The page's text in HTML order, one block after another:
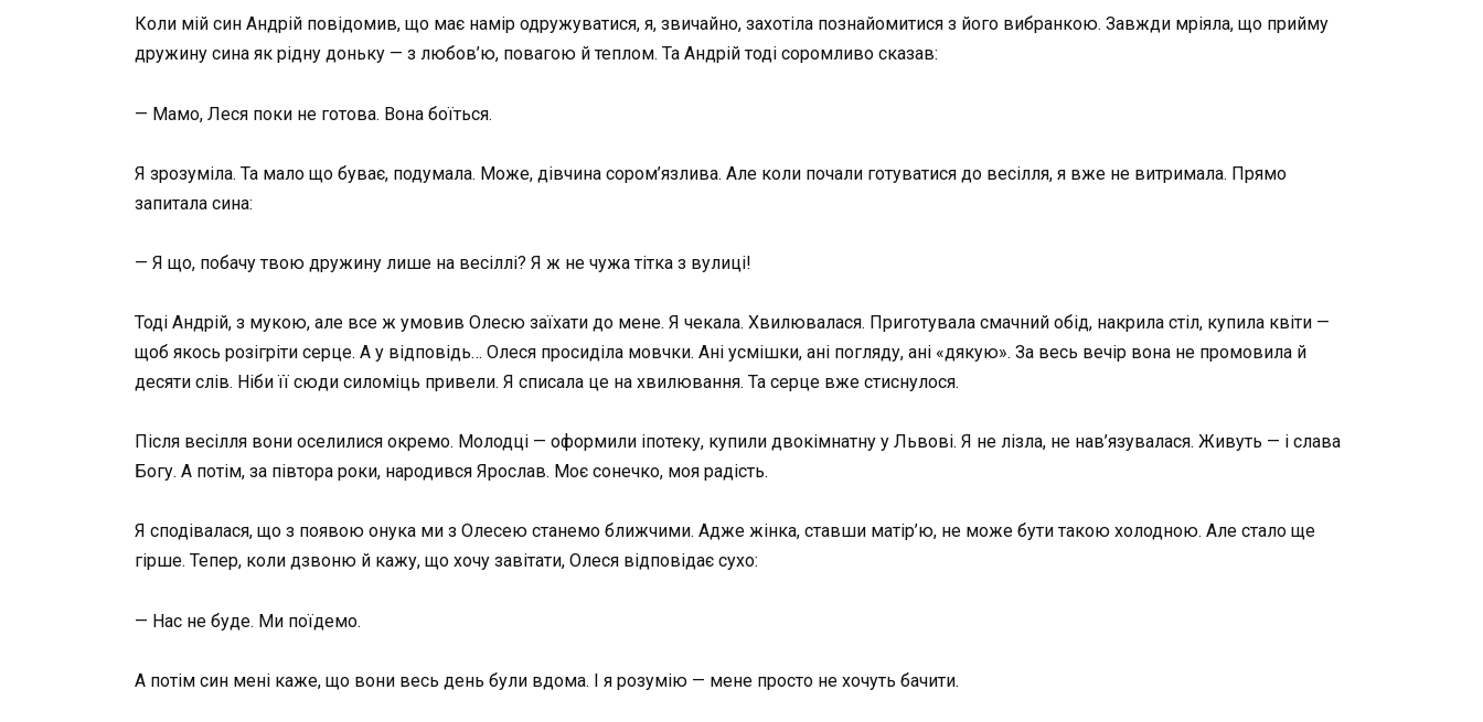
Коли мій син Андрій повідомив, що має намір одружуватися, я, звичайно, захотіла познайомитися з його вибранкою. Завжди мріяла, що прийму
дружину сина як рідну доньку — з любов’ю, повагою й теплом. Та Андрій тоді соромливо сказав:
— Мамо, Леся поки не готова. Вона боїться.
Я зрозуміла. Та мало що буває, подумала. Може, дівчина сором’язлива. Але коли почали готуватися до весілля, я вже не витримала. Прямо
запитала сина:
— Я що, побачу твою дружину лише на весіллі? Я ж не чужа тітка з вулиці!
Тоді Андрій, з мукою, але все ж умовив Олесю заїхати до мене. Я чекала. Хвилювалася. Приготувала смачний обід, накрила стіл, купила квіти —
щоб якось розігріти серце. А у відповідь… Олеся просиділа мовчки. Ані усмішки, ані погляду, ані «дякую». За весь вечір вона не промовила й
десяти слів. Ніби її сюди силоміць привели. Я списала це на хвилювання. Та серце вже стиснулося.
Після весілля вони оселилися окремо. Молодці — оформили іпотеку, купили двокімнатну у Львові. Я не лізла, не нав’язувалася. Живуть — і слава
Богу. А потім, за півтора роки, народився Ярослав. Моє сонечко, моя радість.
Я сподівалася, що з появою онука ми з Олесею станемо ближчими. Адже жінка, ставши матір’ю, не може бути такою холодною. Але стало ще
гірше. Тепер, коли дзвоню й кажу, що хочу завітати, Олеся відповідає сухо:
— Нас не буде. Ми поїдемо.
А потім син мені каже, що вони весь день були вдома. І я розумію — мене просто не хочуть бачити.